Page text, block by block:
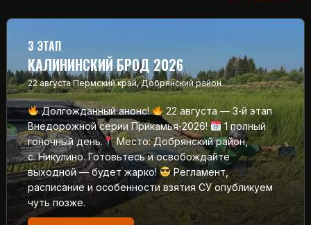
3 ЭТАП
КАЛИНИНСКИЙ БРОД 2026
22 августа Пермский край, Добрянский район
Долгожданный анонс!
22 августа — 3‑й этап
Внедорожной серии Прикамья‑2026!
1 полный
гоночный день.
Место: Добрянский район,
с. Никулино. Готовьтесь и освобождайте
выходной — будет жарко!
Регламент,
расписание и особенности взятия СУ опубликуем
чуть позже.